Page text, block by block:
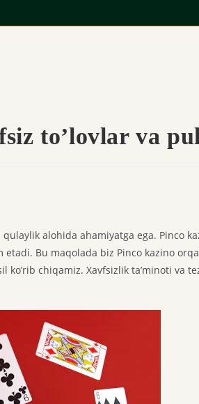
to’lovlar va
alohida ahamiyatga ega. Pinco
Bu maqolada biz Pinco kazino
chiqamiz. Xavfsizlik ta’minoti va